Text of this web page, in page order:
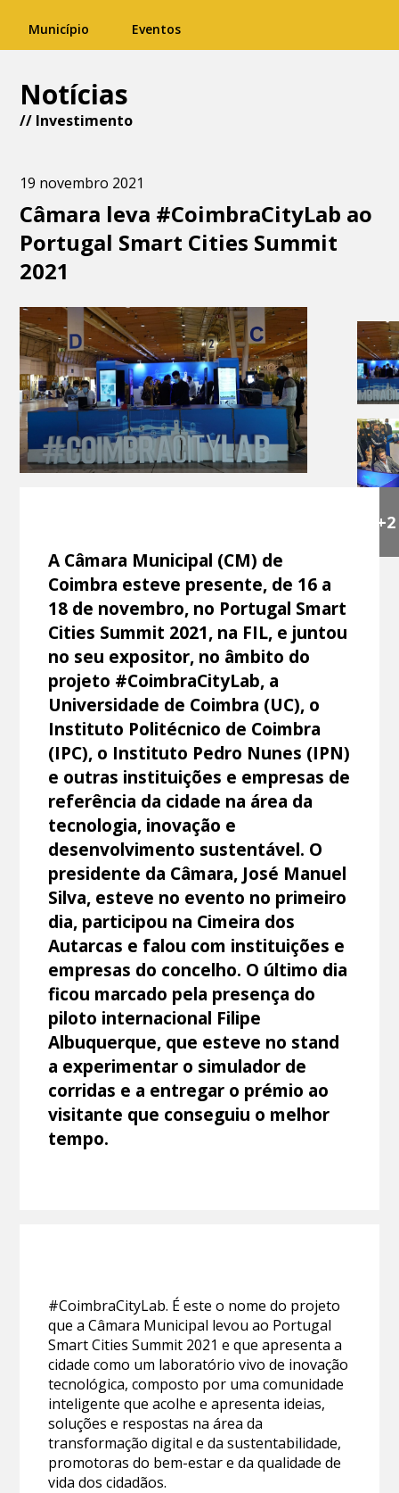
Município Eventos
Notícias
// Investimento
19 novembro 2021
Câmara leva #CoimbraCityLab ao
Portugal Smart Cities Summit
2021
+2
A Câmara Municipal (CM) de
Coimbra esteve presente, de 16 a
18 de novembro, no Portugal Smart
Cities Summit 2021, na FIL, e juntou
no seu expositor, no âmbito do
projeto #CoimbraCityLab, a
Universidade de Coimbra (UC), o
Instituto Politécnico de Coimbra
(IPC), o Instituto Pedro Nunes (IPN)
e outras instituições e empresas de
referência da cidade na área da
tecnologia, inovação e
desenvolvimento sustentável. O
presidente da Câmara, José Manuel
Silva, esteve no evento no primeiro
dia, participou na Cimeira dos
Autarcas e falou com instituições e
empresas do concelho. O último dia
ficou marcado pela presença do
piloto internacional Filipe
Albuquerque, que esteve no stand
a experimentar o simulador de
corridas e a entregar o prémio ao
visitante que conseguiu o melhor
tempo.
#CoimbraCityLab. É este o nome do projeto
que a Câmara Municipal levou ao Portugal
Smart Cities Summit 2021 e que apresenta a
cidade como um laboratório vivo de inovação
tecnológica, composto por uma comunidade
inteligente que acolhe e apresenta ideias,
soluções e respostas na área da
transformação digital e da sustentabilidade,
promotoras do bem-estar e da qualidade de
vida dos cidadãos.